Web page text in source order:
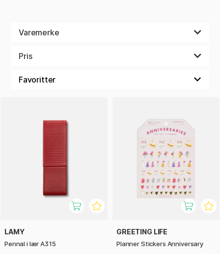
Varemerke
Pris
LAMY
Pennal i lær A315
GREETING LIFE
Planner Stickers Anniversary